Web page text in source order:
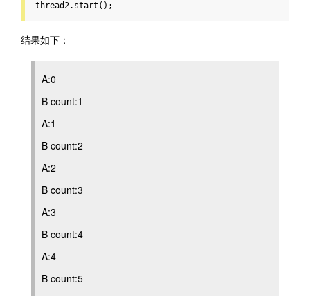
thread2. start();
结果如下：
A:0
B count:1
A:1
B count:2
A:2
B count:3
A:3
B count:4
A:4
B count:5